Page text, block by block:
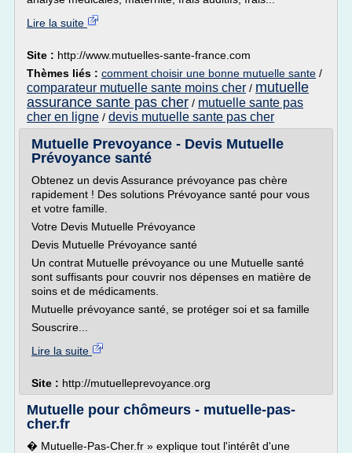
Lire la suite
Site : http://www.mutuelles-sante-france.com
Thèmes liés : comment choisir une bonne mutuelle sante /
comparateur mutuelle sante moins cher / mutuelle
assurance sante pas cher / mutuelle sante pas
cher en ligne / devis mutuelle sante pas cher
Mutuelle Prevoyance - Devis Mutuelle
Prévoyance santé
Obtenez un devis Assurance prévoyance pas chère
rapidement ! Des solutions Prévoyance santé pour vous
et votre famille.
Votre Devis Mutuelle Prévoyance
Devis Mutuelle Prévoyance santé
Un contrat Mutuelle prévoyance ou une Mutuelle santé
sont suffisants pour couvrir nos dépenses en matière de
soins et de médicaments.
Mutuelle prévoyance santé, se protéger soi et sa famille
Souscrire...
Lire la suite
Site : http://mutuelleprevoyance.org
Mutuelle pour chômeurs - mutuelle-pas-
cher.fr
� Mutuelle-Pas-Cher.fr » explique tout l'intérêt d'une